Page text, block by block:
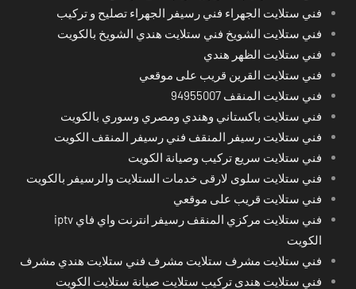
فني ستلايت الجهراء فني رسيفر الجهراء تصليح و تركيب
فني ستلايت الشويخ فني ستلايت هندي الشويخ بالكويت
فني ستلايت الظهر هندي
فني ستلايت القرين قريب على موقعي
فني ستلايت المنقف 94955007
فني ستلايت باكستاني وهندي ومصري وسوري بالكويت
فني ستلايت رسيفر المنقف فني رسيفر المنقف الكويت
فني ستلايت سريع تركيب وصيانة الكويت
فني ستلايت سلوى لارقى خدمات الستلايت والرسيفر بالكويت
فني ستلايت قريب على موقعي
فني ستلايت مركزي المنقف رسيفر انترنت واي فاي iptv
الكويت
فني ستلايت مشرف ستلايت مشرف فني ستلايت هندي مشرف
فني ستلايت هندى تركيب ستلايت صيانة ستلايت الكويت